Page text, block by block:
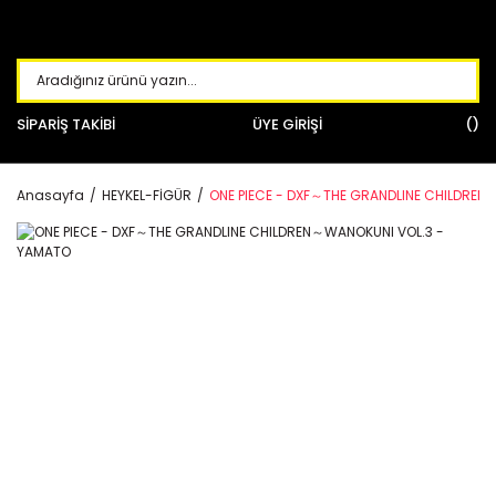
SİPARİŞ TAKİBİ ÜYE GİRİŞİ
Anasayfa HEYKEL-FİGÜR ONE PIECE - DXF～THE GRANDLINE